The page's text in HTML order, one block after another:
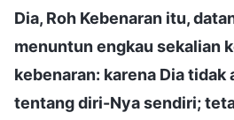
Dia, Roh Kebenaran itu,
menuntun engkau sekalian
kebenaran: karena Dia tidak
tentang diri-Nya sendiri;